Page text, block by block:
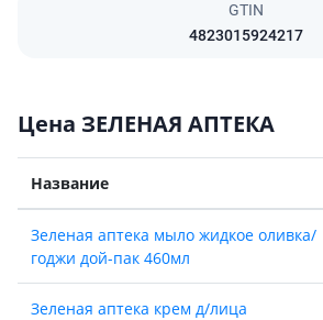
GTIN
4823015924217
Цена ЗЕЛЕНАЯ АПТЕКА
Название
Зеленая аптека мыло жидкое оливка/
годжи дой-пак 460мл
Зеленая аптека крем д/лица